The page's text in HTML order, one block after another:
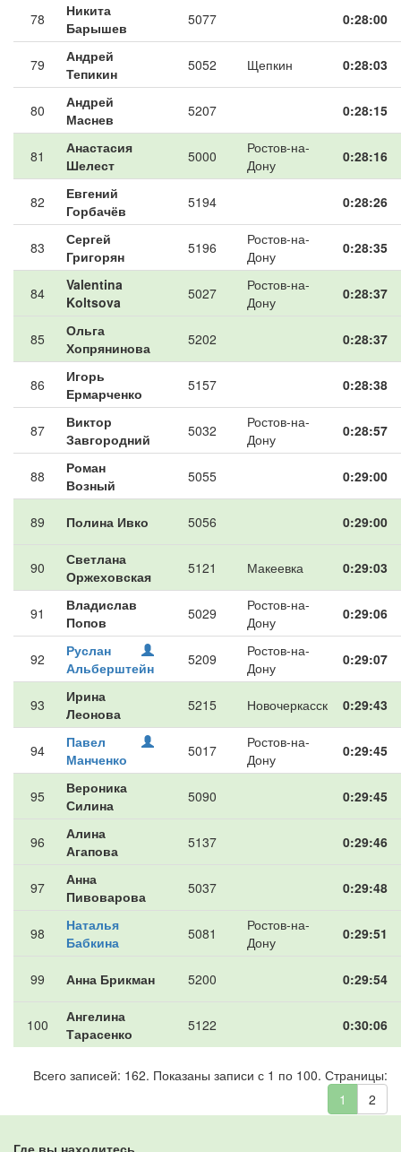
78
Никита
Барышев
5077 0:28:00
79
Андрей
Тепикин
5052 Щепкин 0:28:03
80
Андрей
Маснев
5207 0:28:15
81
Анастасия
Шелест
5000
Ростов-на-
Дону
0:28:16
82
Евгений
Горбачёв
5194 0:28:26
83
Сергей
Григорян
5196
Ростов-на-
Дону
0:28:35
84
Valentina
Koltsova
5027
Ростов-на-
Дону
0:28:37
85
Ольга
Хопрянинова
5202 0:28:37
86
Игорь
Ермарченко
5157 0:28:38
87
Виктор
Завгородний
5032
Ростов-на-
Дону
0:28:57
88
Роман
Возный
5055 0:29:00
89 Полина Ивко 5056 0:29:00
90
Светлана
Оржеховская
5121 Макеевка 0:29:03
91
Владислав
Попов
5029
Ростов-на-
Дону
0:29:06
92
Руслан
Альберштейн
5209
Ростов-на-
Дону
0:29:07
93
Ирина
Леонова
5215 Новочеркасск 0:29:43
94
Павел
Манченко
5017
Ростов-на-
Дону
0:29:45
95
Вероника
Силина
5090 0:29:45
96
Алина
Агапова
5137 0:29:46
97
Анна
Пивоварова
5037 0:29:48
98
Наталья
Бабкина
5081
Ростов-на-
Дону
0:29:51
99 Анна Брикман 5200 0:29:54
100
Ангелина
Тарасенко
5122 0:30:06
Всего записей: 162. Показаны записи с 1 по 100. Страницы:
1
2
Где вы находитесь